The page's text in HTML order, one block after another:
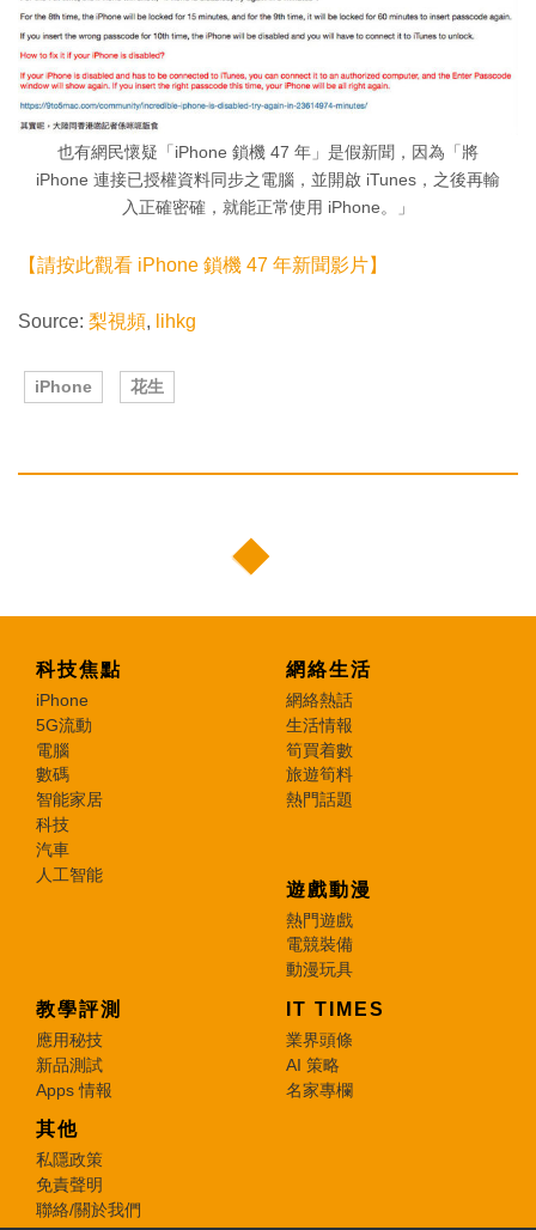
也有網民懷疑「iPhone 鎖機 47 年」是假新聞，因為「將
iPhone 連接已授權資料同步之電腦，並開啟 iTunes，之後再輸
入正確密確，就能正常使用 iPhone。」
【請按此觀看 iPhone 鎖機 47 年新聞影片】
Source: 梨視頻, lihkg
iPhone 花生
科技焦點
iPhone
5G流動
電腦
數碼
智能家居
科技
汽車
人工智能
網絡生活
網絡熱話
生活情報
筍買着數
旅遊筍料
熱門話題
遊戲動漫
熱門遊戲
電競裝備
動漫玩具
教學評測
應用秘技
新品測試
Apps 情報
IT TIMES
業界頭條
AI 策略
名家專欄
其他
私隱政策
免責聲明
聯絡/關於我們